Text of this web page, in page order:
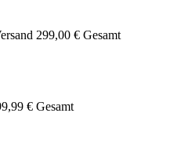
299,00 € Gesamt
€ Gesamt